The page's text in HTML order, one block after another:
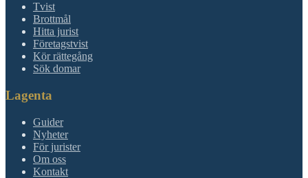
Tvist
Brottmål
Hitta jurist
Företagstvist
Kör rättegång
Sök domar
Lagenta
Guider
Nyheter
För jurister
Om oss
Kontakt